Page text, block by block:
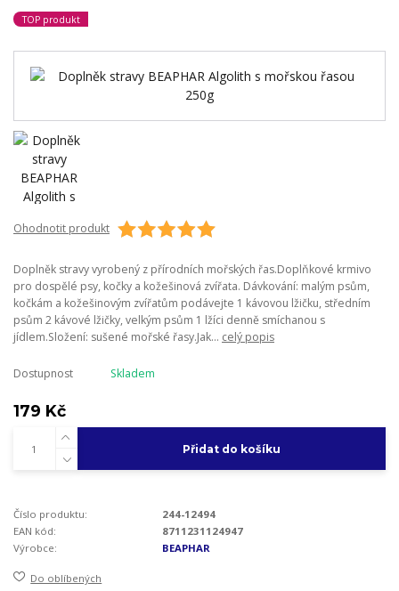
TOP produkt
Ohodnotit produkt
Doplněk stravy vyrobený z přírodních mořských řas.Doplňkové krmivo
pro dospělé psy, kočky a kožešinová zvířata. Dávkování: malým psům,
kočkám a kožešinovým zvířatům podávejte 1 kávovou lžičku, středním
psům 2 kávové lžičky, velkým psům 1 lžíci denně smíchanou s
jídlem.Složení: sušené mořské řasy.Jak... celý popis
Dostupnost Skladem
179 Kč
Přidat do košíku
Číslo produktu:
244-12494
EAN kód:
8711231124947
Výrobce:
BEAPHAR
Do oblíbených